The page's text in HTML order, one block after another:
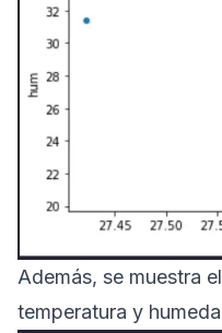
Además, se muestra
temperatura y